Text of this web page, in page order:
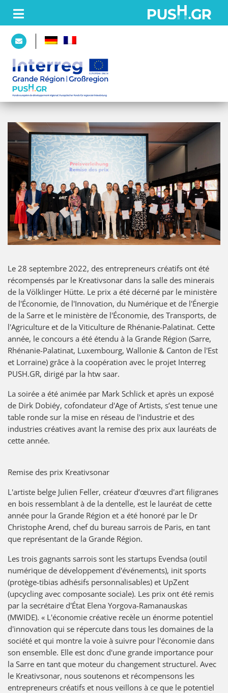
PAGE
D’ACCUEIL
PROJET
Partenaires
Plateforme
ACTUALITÉS
WALL
OF
FAME
CALENDRIER
ÉVÉNEMENTS
Le 28 septembre 2022, des entrepreneurs créatifs ont été
récompensés par le Kreativsonar dans la salle des minerais
de la Völklinger Hütte. Le prix a été décerné par le ministère
de l'Économie, de l'Innovation, du Numérique et de l'Énergie
de la Sarre et le ministère de l'Économie, des Transports, de
l'Agriculture et de la Viticulture de Rhénanie-Palatinat. Cette
année, le concours a été étendu à la Grande Région (Sarre,
Rhénanie-Palatinat, Luxembourg, Wallonie & Canton de l'Est
et Lorraine) grâce à la coopération avec le projet Interreg
PUSH.GR, dirigé par la htw saar.
La soirée a été animée par Mark Schlick et après un exposé
de Dirk Dobiéy, cofondateur d'Age of Artists, s’est tenue une
table ronde sur la mise en réseau de l'industrie et des
industries créatives avant la remise des prix aux lauréats de
cette année.
Remise des prix Kreativsonar
L'artiste belge Julien Feller, créateur d’œuvres d'art filigranes
en bois ressemblant à de la dentelle, est le lauréat de cette
année pour la Grande Région et a été honoré par le Dr
Christophe Arend, chef du bureau sarrois de Paris, en tant
que représentant de la Grande Région.
Les trois gagnants sarrois sont les startups Evendsa (outil
numérique de développement d'événements), init sports
(protège-tibias adhésifs personnalisables) et UpZent
(upcycling avec composante sociale). Les prix ont été remis
par la secrétaire d'État Elena Yorgova-Ramanauskas
(MWIDE). « L'économie créative recèle un énorme potentiel
d'innovation qui se répercute dans tous les domaines de la
société et qui montre la voie à suivre pour l'économie dans
son ensemble. Elle est donc d'une grande importance pour
la Sarre en tant que moteur du changement structurel. Avec
le Kreativsonar, nous soutenons et récompensons les
entrepreneurs créatifs et nous veillons à ce que le potentiel